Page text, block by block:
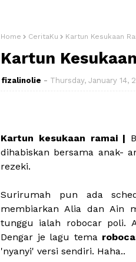
Home CeritaKu Kartun Kesukaan
Kartun
fizalinolie Thursday, January 14,
Kartun kesukaan ramai |
dihabiskan bersama anak-
rezeki.
Surirumah pun ada
membiarkan Alia dan Ain
tunggu ialah robocar poli.
Dengar je lagu tema
'nyanyi' versi sendiri. Haha..